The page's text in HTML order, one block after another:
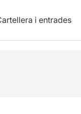
i entrades